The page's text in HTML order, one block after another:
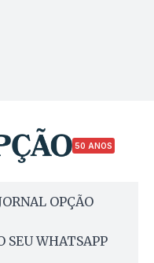
50 ANOS
OPÇÃO
SEU WHATSAPP